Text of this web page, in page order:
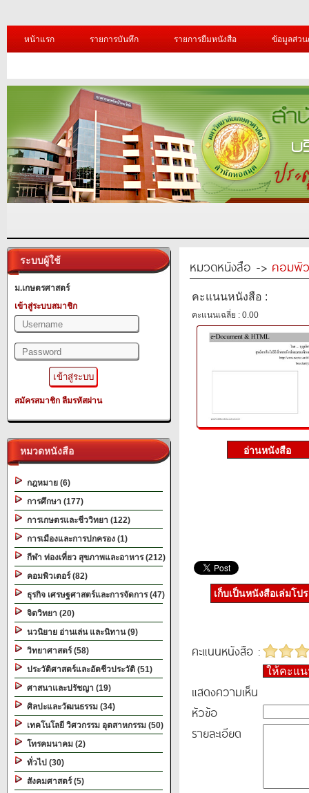
หน้าแรก รายการบันทึก รายการยืมหนังสือ ข้อมูลส่ว
ระบบผู้ใช้
ม.เกษตรศาสตร์
เข้าสู่ระบบสมาชิก
สมัครสมาชิก ลืมรหัสผ่าน
หมวดหนังสือ
กฎหมาย (6)
การศึกษา (177)
การเกษตรและชีววิทยา (122)
การเมืองและการปกครอง (1)
กีฬา ท่องเที่ยว สุขภาพและอาหาร (212)
คอมพิวเตอร์ (82)
ธุรกิจ เศรษฐศาสตร์และการจัดการ (47)
จิตวิทยา (20)
นวนิยาย อ่านเล่น และนิทาน (9)
วิทยาศาสตร์ (58)
ประวัติศาสตร์และอัตชีวประวัติ (51)
ศาสนาและปรัชญา (19)
ศิลปะและวัฒนธรรม (34)
เทคโนโลยี วิศวกรรม อุตสาหกรรม (50)
โทรคมนาคม (2)
ทั่วไป (30)
สังคมศาสตร์ (5)
หมวดหนังสือ -> คอมพิ
คะแนนหนังสือ :
คะแนนเฉลี่ย : 0.00
เก็บเป็นหนังสือเล่มโป
คะแนนหนังสือ :
ให้คะแ
แสดงความเห็น
หัวข้อ
รายละเอียด